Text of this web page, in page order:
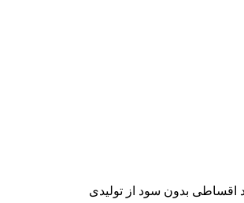
اقساطی بدون سود از تولیدی